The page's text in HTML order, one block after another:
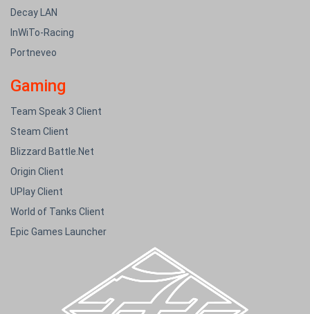
Decay LAN
InWiTo-Racing
Portneveo
Gaming
Team Speak 3 Client
Steam Client
Blizzard Battle.Net
Origin Client
UPlay Client
World of Tanks Client
Epic Games Launcher